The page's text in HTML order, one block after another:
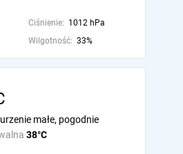
Ciśnienie: 1012 hPa
Wilgotność: 33%
38°C
małe, pogodnie